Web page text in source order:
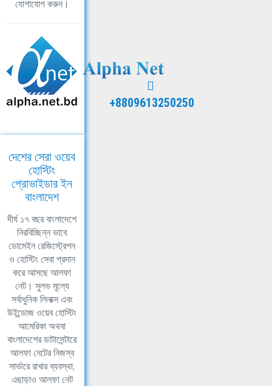
যোগাযোগ করুন।
+8809613250250
দেশের সেরা ওয়েব
হোস্টিং
প্রোভাইডার ইন
বাংলাদেশ
দীর্ঘ ১৭ বছর বাংলাদেশে
নিরবিচ্ছিন্ন ভাবে
ডোমেইন রেজিস্ট্রেশন
ও হোস্টিং সেবা প্রদান
করে আসছে আলফা
নেট। সুলভ মূল্যে
সর্বাধুনিক লিনাক্স এবং
উইন্ডোজ ওয়েব হোস্টিং
আমেরিকা অথবা
বাংলাদেশের ডাটাসেন্টারে
আলফা নেটের নিজস্ব
সার্ভারে রাখার ব্যবস্থা,
এছাড়াও আলফা নেট